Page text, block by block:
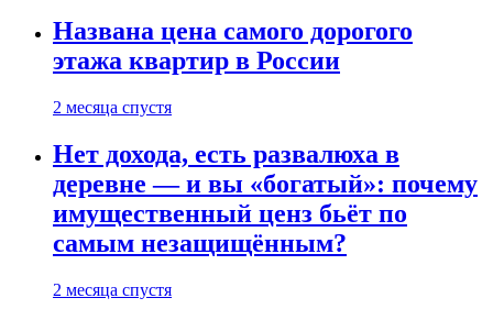
Названа цена самого дорогого
этажа квартир в России
2 месяца спустя
Нет дохода, есть развалюха в
деревне — и вы «богатый»: почему
имущественный ценз бьёт по
самым незащищённым?
2 месяца спустя